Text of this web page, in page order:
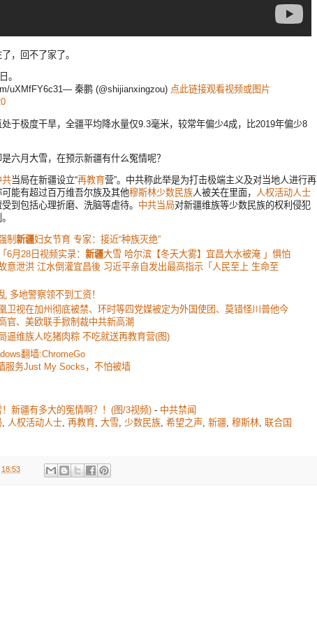
，回不了家了。
。
uXMfFY6c31— 秦鹏 (@shijianxingzou) 点此链接观看视频或图片
于极度干旱，全疆平均降水量仅9.3毫米，较常年偏少4成，比2019年偏少8
六月大雪，在预示新疆有什么冤情呢？
共当局在新疆设立“再教育营”。中共称此举是为打击极端主义及对当地人进行再
能有超过百万维吾尔族及其他穆斯林少数民族人被关在里面，
人权活动人士
到包括心理折磨、洗脑等虐待。 中共当局对新疆维族等少数民族的权利侵犯
制 新疆妇女节育 专家：接近“种族灭绝”
6月28日视频实录： 新疆大雪 哈尔滨【冬天大雾】宜昌大水被淹 」惧怕
意泄洪 江水倒灌宜昌後 习近平亲自发出最高指示「人民至上 生命至
多地警察领不到工资！
卫视在加州彻底被禁、环时等四党媒被定为外国使团、莫错怪川普他今
官、美欧联手掀制裁中共新高潮
逼维族人吃猪肉粽 不吃就送再教育营(图)
翻墙:ChromeGo
服务Just My Socks，不怕被墙
新疆有多大的冤情啊？！(图/3视频) - 中共禁闻
, 人权活动人士, 再教育, 大雪, 少数民族, 希望之声, 新疆, 穆斯林, 联合国
18:53